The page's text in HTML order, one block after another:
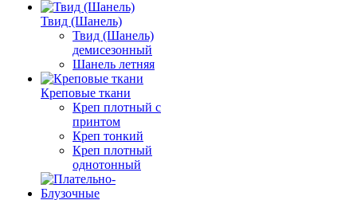
Твид (Шанель)
Твид (Шанель)
демисезонный
Шанель летняя
Креповые ткани
Креп плотный с
принтом
Креп тонкий
Креп плотный
однотонный